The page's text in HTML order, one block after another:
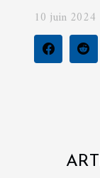
10 juin 2024